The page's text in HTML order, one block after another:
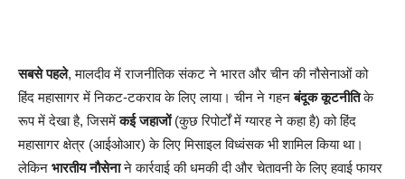
सबसे पहले, मालदीव में राजनीतिक संकट ने भारत और चीन की नौसेनाओं को
हिंद महासागर में निकट-टकराव के लिए लाया। चीन ने गहनबंदूक कूटनीतिके
रूप में देखा है, जिसमेंकई जहाजों(कुछ रिपोर्टों में ग्यारह ने कहा है) को हिंद
महासागर क्षेत्र (आईओआर) के लिए मिसाइल विध्वंसक भी शामिल किया था।
लेकिन भारतीय नौसेनाने कार्रवाई की धमकी दी और चेतावनी के लिए हवाई फायर